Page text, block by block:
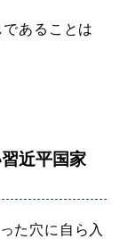
あることは
近平国家
た穴に自ら入